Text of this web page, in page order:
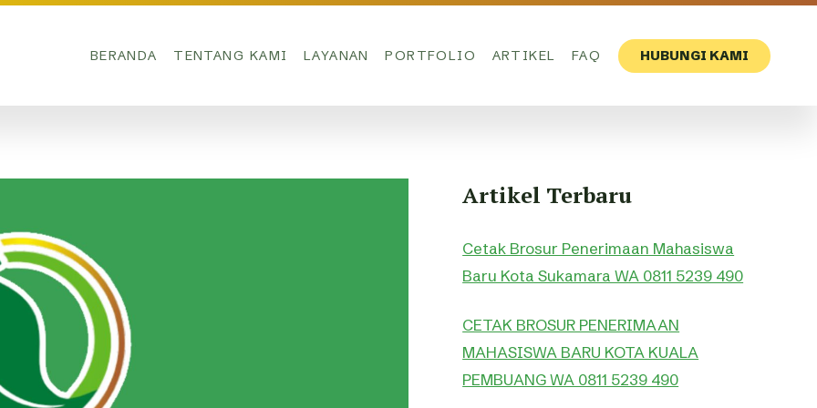
BERANDA TENTANG KAMI LAYANAN PORTFOLIO ARTIKEL FAQ HUBUNGI KAMI
Artikel Terbaru
Cetak Brosur Penerimaan Mahasiswa
Baru Kota Sukamara WA 0811 5239 490
CETAK BROSUR PENERIMAAN
MAHASISWA BARU KOTA KUALA
PEMBUANG WA 0811 5239 490